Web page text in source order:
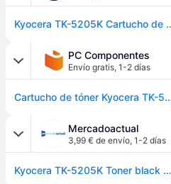
Kyocera TK-5205K
PC Componentes
Envío gratis, 1-2 días
Cartucho de tóner Kyocera TK-
Mercadoactual
3,99 € de envío, 1-2 días
Kyocera TK-5205K Toner black 18K